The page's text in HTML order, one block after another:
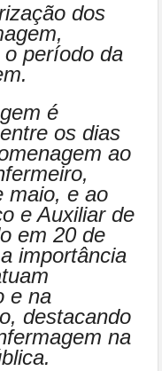
dos
período da
é
os dias
ao
maio, e ao
e Auxiliar de
em 20 de
importância
e na
destacando
na